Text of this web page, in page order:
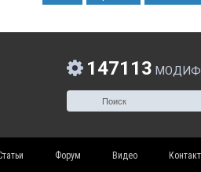
147113
Форум Видео